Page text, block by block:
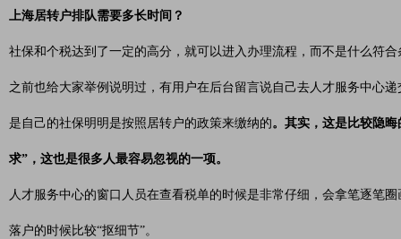
上海居转户排队需要多长时间？
社保和个税达到了一定的高分，就可以进入办理流程，而不是什么符
之前也给大家举例说明过，有用户在后台留言说自己去人才服务中心
是自己的社保明明是按照居转户的政策来缴纳的。其实，这是比较隐
求”，这也是很多人最容易忽视的一项。
人才服务中心的窗口人员在查看税单的时候是非常仔细，会拿笔逐笔
落户的时候比较“抠细节”。